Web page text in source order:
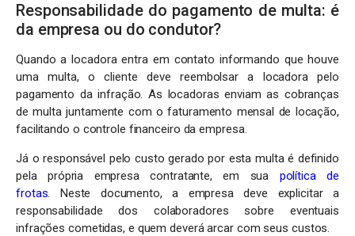
Responsabilidade do pagamento de multa: é
da empresa ou do condutor?
Quando a locadora entra em contato informando que houve
uma multa, o cliente deve reembolsar a locadora pelo
pagamento da infração. As locadoras enviam as cobranças
de multa juntamente com o faturamento mensal de locação,
facilitando o controle financeiro da empresa.
Já o responsável pelo custo gerado por esta multa é definido
pela própria empresa contratante, em sua política de
frotas. Neste documento, a empresa deve explicitar a
responsabilidade dos colaboradores sobre eventuais
infrações cometidas, e quem deverá arcar com seus custos.